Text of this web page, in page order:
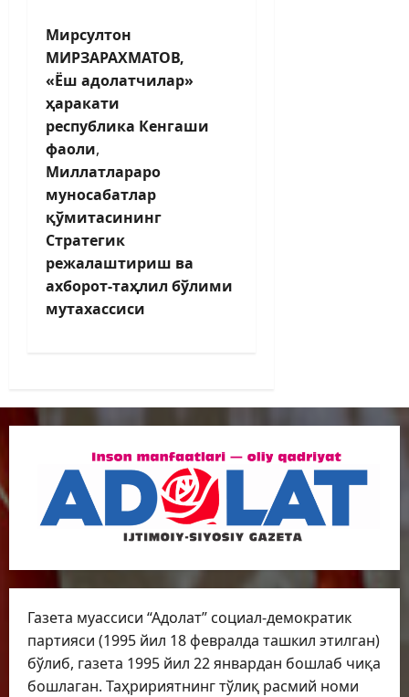
Мирсултон
МИРЗАРАХМАТОВ,
«Ёш адолатчилар»
ҳаракати
республика Кенгаши
фаоли,
Миллатлараро
муносабатлар
қўмитасининг
Стратегик
режалаштириш ва
ахборот-таҳлил бўлими
мутахассиси
Газета муассиси “Адолат” социал-демократик
партияси (1995 йил 18 февралда ташкил этилган)
бўлиб, газета 1995 йил 22 январдан бошлаб чиқа
бошлаган. Таҳририятнинг тўлиқ расмий номи